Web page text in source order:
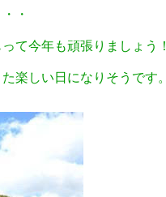
・
て今年も頑張りましょう
楽しい日になりそうです